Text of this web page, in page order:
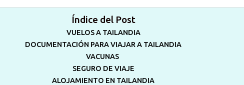
Índice del Post
VUELOS A TAILANDIA
DOCUMENTACIÓN PARA VIAJAR A TAILANDIA
VACUNAS
SEGURO DE VIAJE
ALOJAMIENTO EN TAILANDIA